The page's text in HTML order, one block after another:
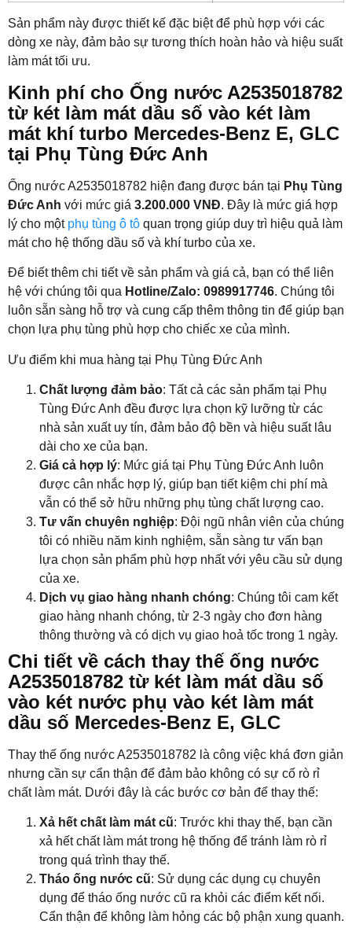
Sản phẩm này được thiết kế đặc biệt để phù hợp với các
dòng xe này, đảm bảo sự tương thích hoàn hảo và hiệu suất
làm mát tối ưu.
Kinh phí cho Ống nước A2535018782
từ két làm mát dầu số vào két làm
mát khí turbo Mercedes-Benz E, GLC
tại Phụ Tùng Đức Anh
Ống nước A2535018782 hiện đang được bán tại Phụ Tùng
Đức Anh với mức giá 3.200.000 VNĐ. Đây là mức giá hợp
lý cho một phụ tùng ô tô quan trọng giúp duy trì hiệu quả làm
mát cho hệ thống dầu số và khí turbo của xe.
Để biết thêm chi tiết về sản phẩm và giá cả, bạn có thể liên
hệ với chúng tôi qua Hotline/Zalo: 0989917746. Chúng tôi
luôn sẵn sàng hỗ trợ và cung cấp thêm thông tin để giúp bạn
chọn lựa phụ tùng phù hợp cho chiếc xe của mình.
Ưu điểm khi mua hàng tại Phụ Tùng Đức Anh
Chất lượng đảm bảo: Tất cả các sản phẩm tại Phụ
Tùng Đức Anh đều được lựa chọn kỹ lưỡng từ các
nhà sản xuất uy tín, đảm bảo độ bền và hiệu suất lâu
dài cho xe của bạn.
Giá cả hợp lý: Mức giá tại Phụ Tùng Đức Anh luôn
được cân nhắc hợp lý, giúp bạn tiết kiệm chi phí mà
vẫn có thể sở hữu những phụ tùng chất lượng cao.
Tư vấn chuyên nghiệp: Đội ngũ nhân viên của chúng
tôi có nhiều năm kinh nghiệm, sẵn sàng tư vấn bạn
lựa chọn sản phẩm phù hợp nhất với yêu cầu sử dụng
của xe.
Dịch vụ giao hàng nhanh chóng: Chúng tôi cam kết
giao hàng nhanh chóng, từ 2-3 ngày cho đơn hàng
thông thường và có dịch vụ giao hoả tốc trong 1 ngày.
Chi tiết về cách thay thế ống nước
A2535018782 từ két làm mát dầu số
vào két nước phụ vào két làm mát
dầu số Mercedes-Benz E, GLC
Thay thế ống nước A2535018782 là công việc khá đơn giản
nhưng cần sự cẩn thận để đảm bảo không có sự cố rò rỉ
chất làm mát. Dưới đây là các bước cơ bản để thay thế:
Xả hết chất làm mát cũ: Trước khi thay thế, bạn cần
xả hết chất làm mát trong hệ thống để tránh làm rò rỉ
trong quá trình thay thế.
Tháo ống nước cũ: Sử dụng các dụng cụ chuyên
dụng để tháo ống nước cũ ra khỏi các điểm kết nối.
Cẩn thận để không làm hỏng các bộ phận xung quanh.